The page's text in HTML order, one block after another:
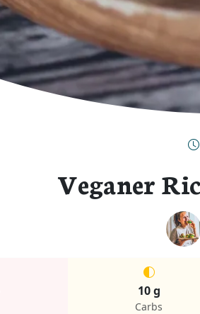
Veganer
10 g
Carbs